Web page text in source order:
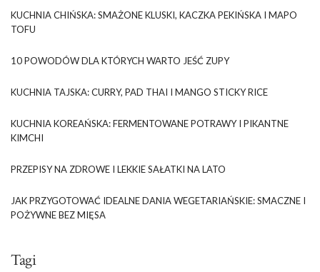
KUCHNIA CHIŃSKA: SMAŻONE KLUSKI, KACZKA PEKIŃSKA I MAPO
TOFU
10 POWODÓW DLA KTÓRYCH WARTO JEŚĆ ZUPY
KUCHNIA TAJSKA: CURRY, PAD THAI I MANGO STICKY RICE
KUCHNIA KOREAŃSKA: FERMENTOWANE POTRAWY I PIKANTNE
KIMCHI
PRZEPISY NA ZDROWE I LEKKIE SAŁATKI NA LATO
JAK PRZYGOTOWAĆ IDEALNE DANIA WEGETARIAŃSKIE: SMACZNE I
POŻYWNE BEZ MIĘSA
Tagi